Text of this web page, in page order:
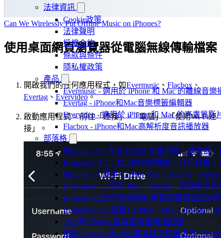
法律資訊
Cookie政策
法律聲明
授權合約
條款與條件
隱私權政策
產品
Evermusic - 適用於 iPhone 和 Mac 的離線音樂
Evertag - iPhone和Mac音樂標籤編輯器
Evervideo - 適用於 iPhone 和 Mac 的高畫質影
Flacbox - iPhone和Mac高解析度音訊播放器
部落格
Flacbox 7.6：全新 BASS 音訊引擎、效果器
Evermusic 8.7：真正的無縫播放、音訊效果
Flacbox 7.4:重建 CarPlay,Plex、Jellyfin、
Evervideo 1.7:全新 Plex、Jellyfin、雲端串流
Evertag 4.2:全新雲端連線,標籤編輯器設定詳解
Evermusic 8.6:全新 CarPlay、Plex、Jellyfin、
2026年 iPhone 最佳雲端音樂播放器
使用 OpenAI 將 Wix 部落格文章匯出為
Can We Wirelessly Put Offline Music on iPhones?
使用桌面網頁瀏覽器從電腦無線傳輸檔案
開啟我們的任何應用程式，如Evermusic 、 Flacbox 、
Evertag 、 Evervideo。
啟動應用程式 > 前往「連接」>「電腦」>「使用Wi-Fi連
接」。